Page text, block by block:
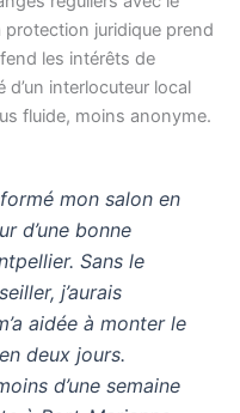
protection juridique prend
les intérêts de
d’un interlocuteur local
fluide, moins anonyme.
mon salon en
d’une bonne
Sans le
j’aurais
aidée à monter le
deux jours.
d’une semaine